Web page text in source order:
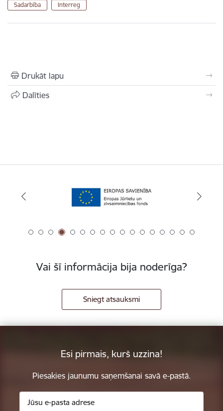
Sadarbība Interreg
Drukāt lapu
Dalīties
Vai šī informācija bija noderīga?
Sniegt atsauksmi
Esi pirmais, kurš uzzina!
Piesakies jaunumu saņemšanai savā e-pastā.